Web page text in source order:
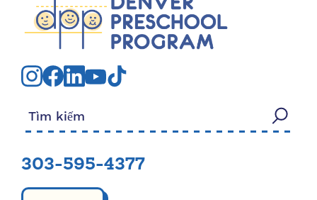
Tìm kiếm:
303-595-4377